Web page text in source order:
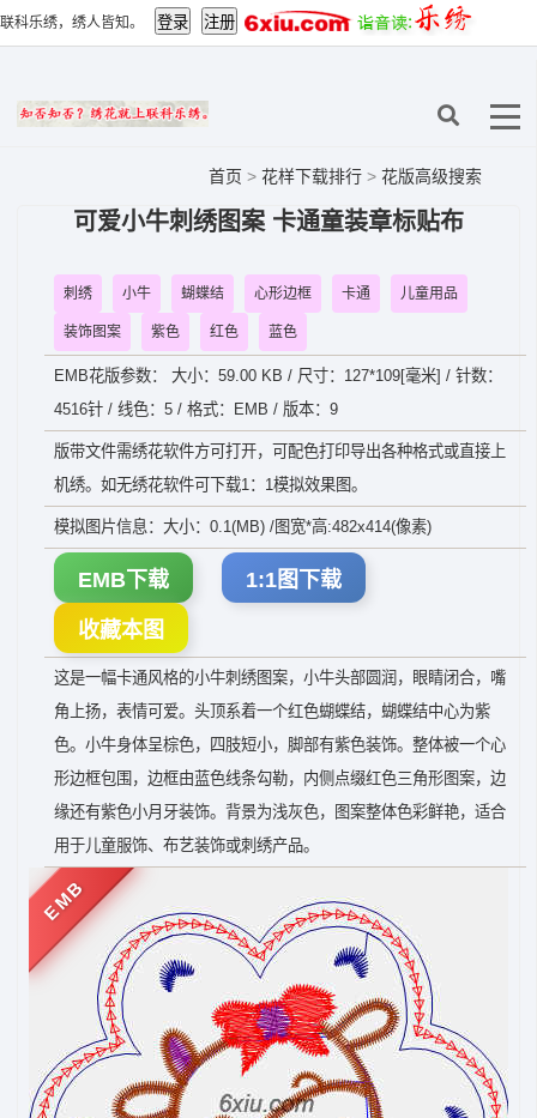
联科乐绣，绣人皆知。
首页 > 花样下载排行 > 花版高级搜索
可爱小牛刺绣图案 卡通童装章标贴布
刺绣 小牛 蝴蝶结 心形边框 卡通 儿童用品
装饰图案 紫色 红色 蓝色
EMB花版参数： 大小：59.00 KB / 尺寸：127*109[毫米] / 针数：
4516针 / 线色：5 / 格式：EMB / 版本：9
版带文件需绣花软件方可打开，可配色打印导出各种格式或直接上
机绣。如无绣花软件可下载1：1模拟效果图。
模拟图片信息：大小：0.1(MB) /图宽*高:482x414(像素)
EMB下载 1:1图下载
收藏本图
这是一幅卡通风格的小牛刺绣图案，小牛头部圆润，眼睛闭合，嘴
角上扬，表情可爱。头顶系着一个红色蝴蝶结，蝴蝶结中心为紫
色。小牛身体呈棕色，四肢短小，脚部有紫色装饰。整体被一个心
形边框包围，边框由蓝色线条勾勒，内侧点缀红色三角形图案，边
缘还有紫色小月牙装饰。背景为浅灰色，图案整体色彩鲜艳，适合
用于儿童服饰、布艺装饰或刺绣产品。
EMB